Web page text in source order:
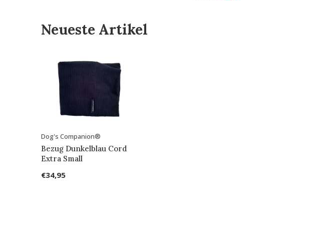
Neueste Artikel
Dog's Companion®
Bezug Dunkelblau Cord
Extra Small
€34,95